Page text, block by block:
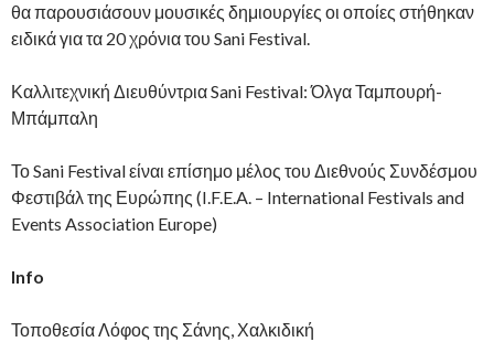
θα παρουσιάσουν μουσικές δημιουργίες οι οποίες στήθηκαν
ειδικά για τα 20 χρόνια του Sani Festival.
Καλλιτεχνική Διευθύντρια Sani Festival: Όλγα Ταμπουρή-
Μπάμπαλη
Το Sani Festival είναι επίσημο μέλος του Διεθνούς Συνδέσμου
Φεστιβάλ της Ευρώπης (I.F.E.A. – International Festivals and
Events Association Europe)
Info
Τοποθεσία Λόφος της Σάνης, Χαλκιδική